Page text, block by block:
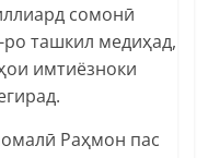
сомонӣ
ташкил медиҳад,
имтиёзноки
Раҳмон пас